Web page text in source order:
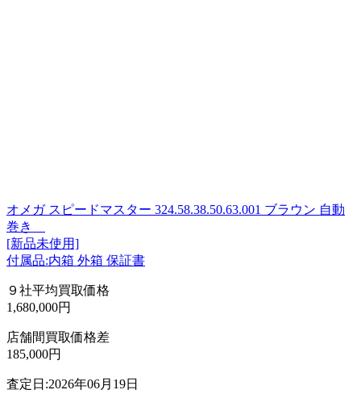
オメガ スピードマスター 324.58.38.50.63.001 ブラウン 自動
巻き
[新品未使用]
付属品:内箱 外箱 保証書
９社平均買取価格
1,680,000円
店舗間買取価格差
185,000円
査定日:2026年06月19日